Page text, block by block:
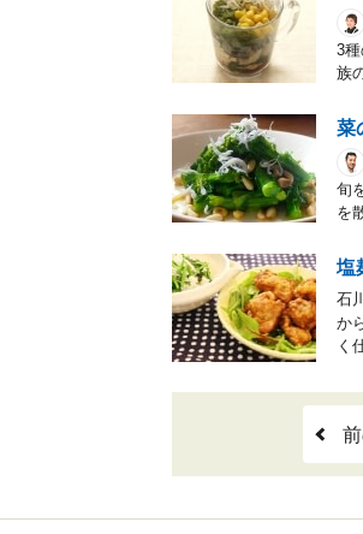
3
族
菜
旬
を
塩
石
か
く